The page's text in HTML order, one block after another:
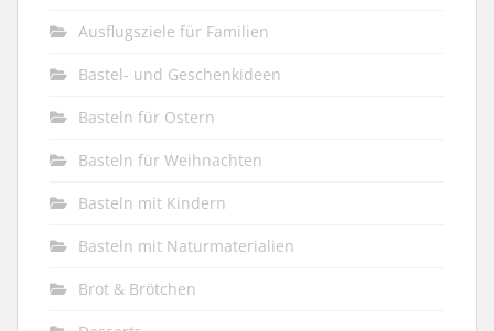
Ausflugsziele für Familien
Bastel- und Geschenkideen
Basteln für Ostern
Basteln für Weihnachten
Basteln mit Kindern
Basteln mit Naturmaterialien
Brot & Brötchen